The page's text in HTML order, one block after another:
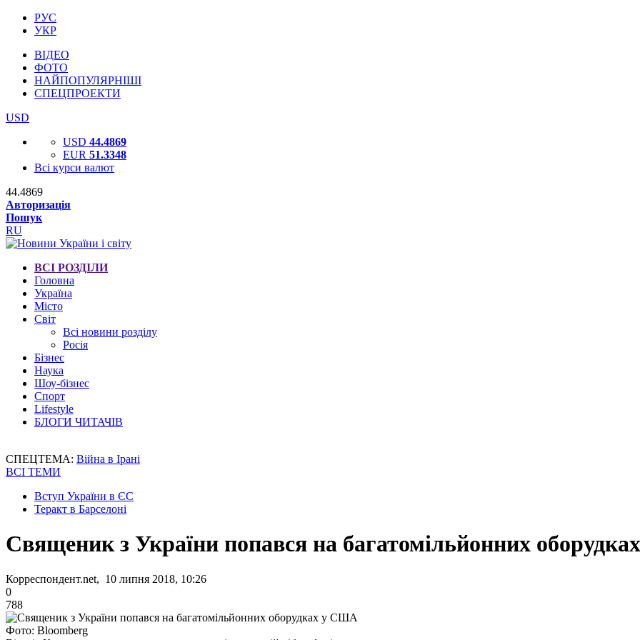
РУС
УКР
ВІДЕО
ФОТО
НАЙПОПУЛЯРНІШІ
СПЕЦПРОЕКТИ
USD
USD 44.4869
EUR 51.3348
Всі курси валют
44.4869
Авторизація
Пошук
RU
ВСІ РОЗДІЛИ
Головна
Україна
Місто
Світ
Всі новини розділу
Росія
Бізнес
Наука
Шоу-бізнес
Спорт
Lifestyle
БЛОГИ ЧИТАЧІВ
СПЕЦТЕМА: Війна в Ірані
ВСІ ТЕМИ
Вступ України в ЄС
Теракт в Барселоні
Священик з України попався на багатомільйонних
Корреспондент.net, 10 липня 2018, 10:26
0
788
Фото: Bloomberg